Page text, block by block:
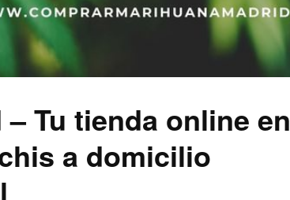
Tu tienda online en
a domicilio